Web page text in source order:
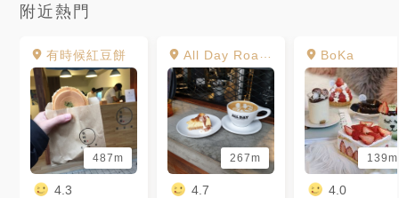
附近熱門
有時候紅豆餅
487m
4.3
All Day Roasting Company
267m
4.7
BoKa
139m
4.0